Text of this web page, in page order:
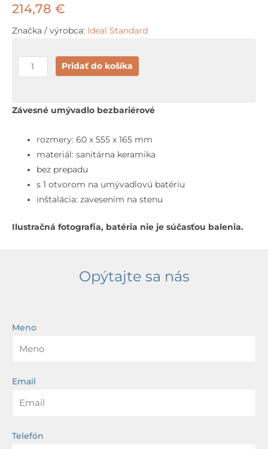
214,78 €
Značka / výrobca: Ideal Standard
množstvo
Ideal
Connect
Umývadlo,
60x56
cm,
otvor
batériu,
Pridať do košíka
Závesné umývadlo bezbariérové
rozmery: 60 x 555 x 165 mm
materiál: sanitárna keramika
bez prepadu
s 1 otvorom na umývadlovú batériu
inštalácia: zavesením na stenu
Ilustračná fotografia, batéria nie je súčasťou balenia.
Opýtajte sa nás
Meno
Email
Telefón